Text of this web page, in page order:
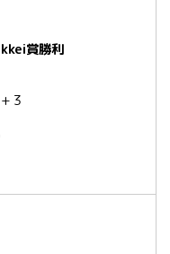
賞勝利
３